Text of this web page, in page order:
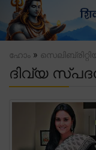
ഹോം »
ദിവ്യ